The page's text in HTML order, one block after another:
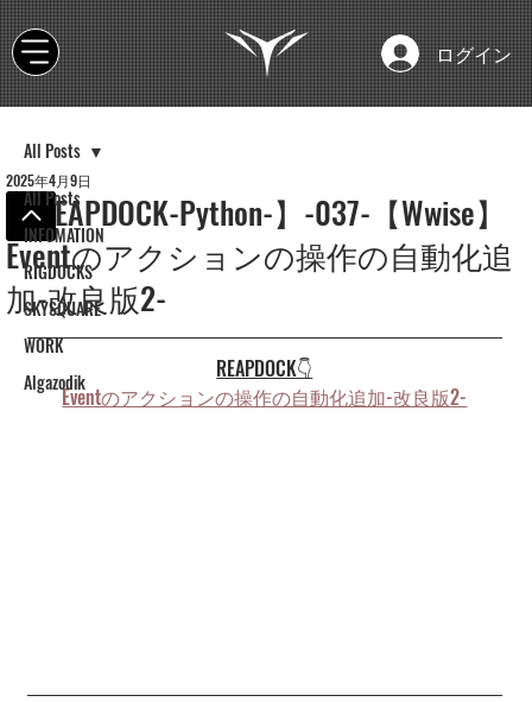
ログイン
All Posts
INFOMATION
RIGDOCKS
SKYSQUARE
WORK
Algazodik
All Posts
【REAPDOCK-Python-】-037-【Wwise】
Eventのアクションの操作の自動化追
加-改良版2-
2025年4月9日
REAPDOCK👇
Eventのアクションの操作の自動化追加-改良版2-